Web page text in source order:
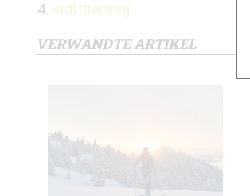
Krafttraining
VERWANDTE ARTIKEL